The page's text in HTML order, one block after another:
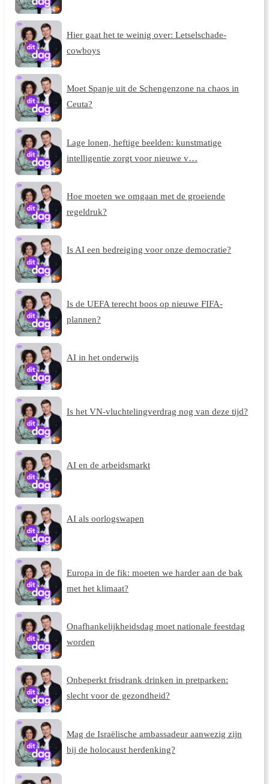
Hier gaat het te weinig over: Letselschade-
cowboys
Moet Spanje uit de Schengenzone na chaos in
Ceuta?
Lage lonen, heftige beelden: kunstmatige
intelligentie zorgt voor nieuwe v…
Hoe moeten we omgaan met de groeiende
regeldruk?
Is AI een bedreiging voor onze democratie?
Is de UEFA terecht boos op nieuwe FIFA-
plannen?
AI in het onderwijs
Is het VN-vluchtelingverdrag nog van deze tijd?
AI en de arbeidsmarkt
AI als oorlogswapen
Europa in de fik: moeten we harder aan de bak
met het klimaat?
Onafhankelijkheidsdag moet nationale feestdag
worden
Onbeperkt frisdrank drinken in pretparken:
slecht voor de gezondheid?
Mag de Israëlische ambassadeur aanwezig zijn
bij de holocaust herdenking?